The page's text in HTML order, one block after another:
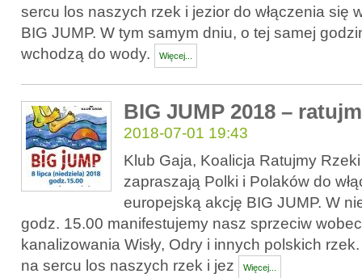
sercu los naszych rzek i jezior do włączenia się
BIG JUMP. W tym samym dniu, o tej samej
wchodzą do wody.
Więcej...
BIG JUMP 2018 –
2018-07-01 19:43
Klub Gaja, Koalicja Ratujmy
zapraszają Polki i Polaków do
europejską akcję BIG JUMP. W
godz. 15.00 manifestujemy nasz sprzeciw
kanalizowania Wisły, Odry i innych polskich
na sercu los naszych rzek i jez
Więcej...